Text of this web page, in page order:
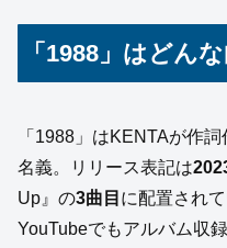
「1988」はどん
「1988」はKENTAが作
名義。リリース表記は
Up』の3曲目 に配置されて
YouTubeでもアルバム収